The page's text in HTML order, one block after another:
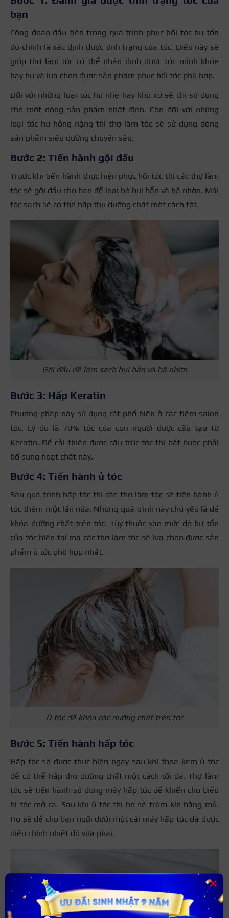
bạn
Công đoạn đầu tiên trong quá trình phục hồi tóc hư tổn
đó chính là xác định được tình trạng của tóc. Điều này sẽ
giúp thợ làm tóc có thể nhận định được tóc mình khỏe
hay hư và lựa chọn được sản phẩm phục hồi tóc phù hợp.
Đối với những loại tóc hư nhẹ hay khô xơ sẽ chỉ sử dụng
cho một dòng sản phẩm nhất định. Còn đối với những
loại tóc hư hỏng nặng thì thợ làm tóc sẽ sử dụng dòng
sản phẩm siêu dưỡng chuyên sâu.
Bước 2: Tiến hành gội đầu
Trước khi tiến hành thực hiện phục hồi tóc thì các thợ làm
tóc sẽ gội đầu cho bạn để loại bỏ bụi bẩn và bã nhờn. Mái
tóc sạch sẽ có thể hấp thụ dưỡng chất một cách tốt.
Gội đầu để làm sạch bụi bẩn và bã nhờn
Bước 3: Hấp Keratin
Phương pháp này sử dụng rất phổ biến ở các tiệm salon
tóc. Lý do là 70% tóc của con người được cấu tạo từ
Keratin. Để cải thiện được cấu trúc tóc thì bắt buộc phải
bổ sung hoạt chất này.
Bước 4: Tiến hành ủ tóc
Sau quá trình hấp tóc thì các thợ làm tóc sẽ tiến hành ủ
tóc thêm một lần nữa. Nhưng quá trình này chủ yếu là để
khóa dưỡng chất trên tóc. Tùy thuộc vào mức độ hư tổn
của tóc hiện tại mà các thợ làm tóc sẽ lựa chọn được sản
phẩm ủ tóc phù hợp nhất.
Ủ tóc để khóa các dưỡng chất trên tóc
Bước 5: Tiến hành hấp tóc
Hấp tóc sẽ được thực hiện ngay sau khi thoa kem ủ tóc
để có thể hấp thu dưỡng chất một cách tối đa. Thợ làm
tóc sẽ tiến hành sử dụng máy hấp tóc để khiến cho biểu
bì tóc mở ra. Sau khi ủ tóc thì họ sẽ trùm kín bằng mủ.
Họ sẽ để cho bạn ngồi dưới một cái máy hấp tóc đã được
điều chỉnh nhiệt độ vừa phải.
×